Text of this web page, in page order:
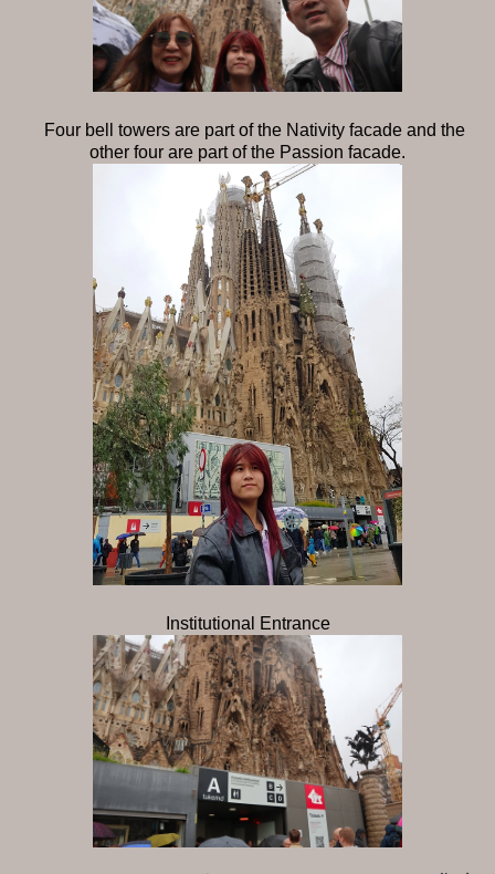
Four bell towers are part of the Nativity facade and the
other four are part of the Passion facade.
Institutional Entrance